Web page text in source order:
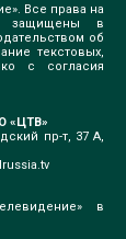
Все права на
защищены в
об
текстовых,
с согласия
«ЦТВ»
пр-т, 37 А,
в